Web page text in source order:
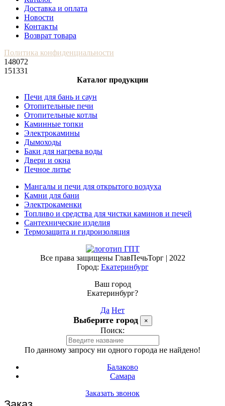
Доставка и оплата
Новости
Контакты
Возврат товара
Политика конфиденциальности
148072
151331
Каталог продукции
Печи для бань и саун
Отопительные печи
Отопительные котлы
Каминные топки
Электрокамины
Дымоходы
Баки для нагрева воды
Двери и окна
Печное литье
Мангалы и печи для открытого воздуха
Камни для бани
Электрокаменки
Топливо и средства для чистки каминов и печей
Сантехнические изделия
Термозащита и гидроизоляция
Все права защищены ГлавПечьТорг | 2022
Город: Екатеринбург
Ваш город
Екатеринбург?
Да Нет
Выберите город ×
Поиск:
По данному запросу ни одного города не найдено!
Балаково
Самара
Заказать звонок